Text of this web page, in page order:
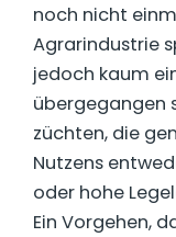
noch nicht
Agrarindustrie
jedoch kaum
übergegangen
züchten, die
Nutzens
oder hohe
Ein Vorgehen,